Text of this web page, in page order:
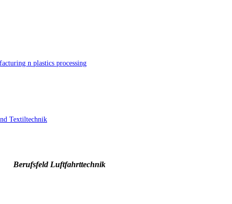
n plastics processing
Textiltechnik
Berufsfeld Luftfahrttechnik